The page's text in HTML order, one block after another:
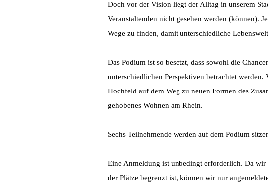
Doch vor der Vision liegt der Alltag in unserem
Veranstaltenden nicht gesehen werden (können).
Wege zu finden, damit unterschiedliche
Das Podium ist so besetzt, dass sowohl die
unterschiedlichen Perspektiven betrachtet
Hochfeld auf dem Weg zu neuen Formen des
gehobenes Wohnen am Rhein.
Sechs Teilnehmende werden auf dem Podium
Eine Anmeldung ist unbedingt erforderlich. Da
der Plätze begrenzt ist, können wir nur